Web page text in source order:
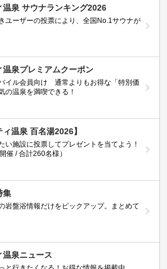
温泉 サウナランキング2026
ユーザーの投票により、全国No.1サウナが
温泉プレミアムクーポン
イル会員向け 通常よりもお得な「特別価
の温泉を満喫できる！
ィ温泉 百名湯2026】
い施設に投票してプレゼントを当てよう！
催 / 合計260名様）
集
岩盤浴情報だけをピックアップ。まとめて
温泉ニュース